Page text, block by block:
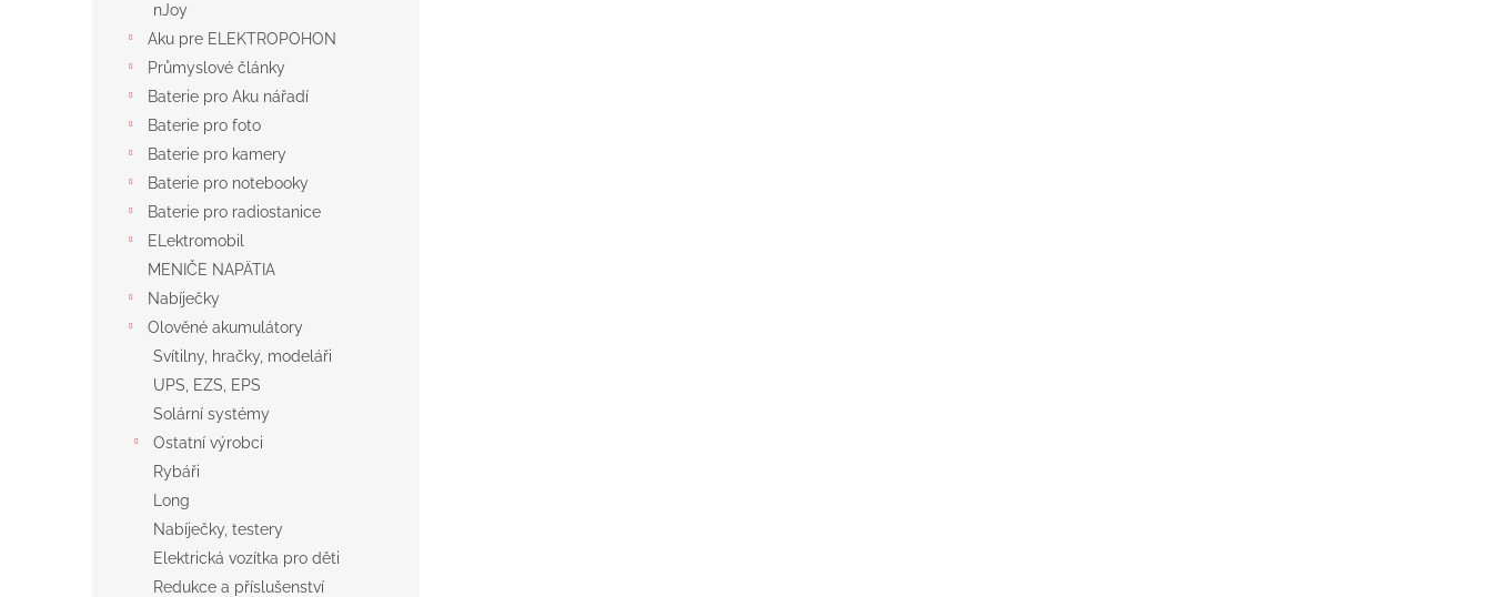
nJoy
Aku pre ELEKTROPOHON
Průmyslové články
Baterie pro Aku nářadí
Baterie pro foto
Baterie pro kamery
Baterie pro notebooky
Baterie pro radiostanice
ELektromobil
MENIČE NAPÄTIA
Nabíječky
Olověné akumulátory
Svítilny, hračky, modeláři
UPS, EZS, EPS
Solární systémy
Ostatní výrobci
Rybáři
Long
Nabíječky, testery
Elektrická vozítka pro děti
Redukce a příslušenství